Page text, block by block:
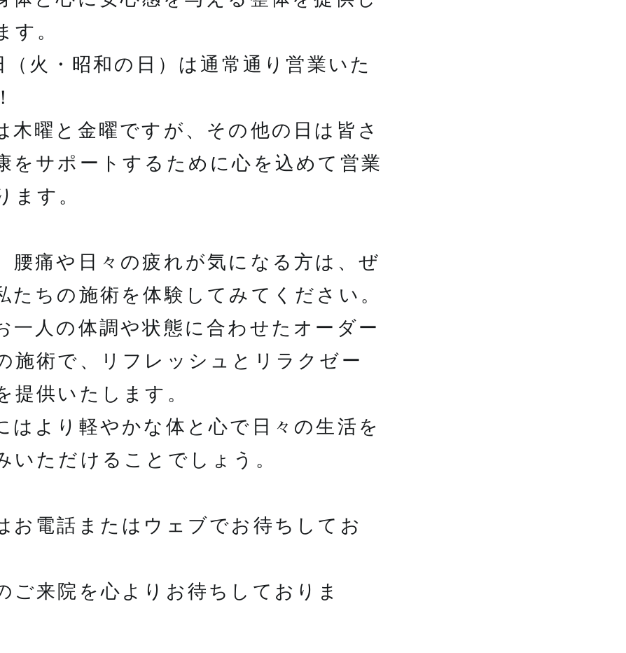
す。
（火・昭和の日）は通常通り営業いた
木曜と金曜ですが、その他の日は皆さ
をサポートするために心を込めて営業
ます。
腰痛や日々の疲れが気になる方は、ぜ
たちの施術を体験してみてください。
一人の体調や状態に合わせたオーダー
施術で、リフレッシュとリラクゼー
提供いたします。
はより軽やかな体と心で日々の生活を
いただけることでしょう。
お電話またはウェブでお待ちしてお
ご来院を心よりお待ちしておりま